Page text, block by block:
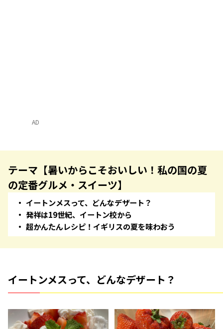
AD
テーマ【暑いからこそおいしい！私の国の夏
の定番グルメ・スイーツ】
イートンメスって、どんなデザート？
発祥は19世紀、イートン校から
超かんたんレシピ！イギリスの夏を味わおう
イートンメスって、どんなデザート？